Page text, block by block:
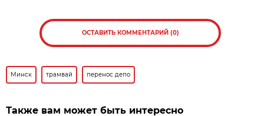
ОСТАВИТЬ КОММЕНТАРИЙ (0)
Минск трамвай перенос депо
Также вам может быть интересно